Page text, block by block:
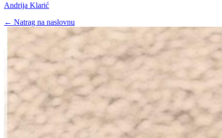
Andrija Klarić
← Natrag na naslovnu